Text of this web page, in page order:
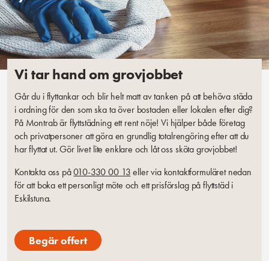
Vi tar hand om grovjobbet
Går du i flyttankar och blir helt matt av tanken på att behöva städa
i ordning för den som ska ta över bostaden eller lokalen efter dig?
På Montrab är flyttstädning ett rent nöje! Vi hjälper både företag
och privatpersoner att göra en grundlig totalrengöring efter att du
har flyttat ut. Gör livet lite enklare och låt oss sköta grovjobbet!
Kontakta oss på010-330 00 13eller via kontaktformuläret nedan
för att boka ett personligt möte och ett prisförslag på flyttstäd i
Eskilstuna.
Begär offert